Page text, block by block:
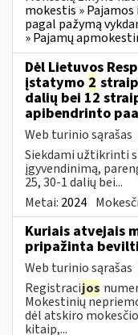
mokestis »
pagal pažymą
» Pajamų
Dėl Lietuvos
įstatymo 2
dalių bei 12
apibendrinto
Web turinio sąrašas
Siekdami užtikrinti
įgyvendinimą,
25, 30-1 dalių bei...
Metai: 2024
Kuriais atvejais
pripažinta
Web turinio sąrašas
Registracijos
Mokestinių
dėl atskiro
kitaip,...